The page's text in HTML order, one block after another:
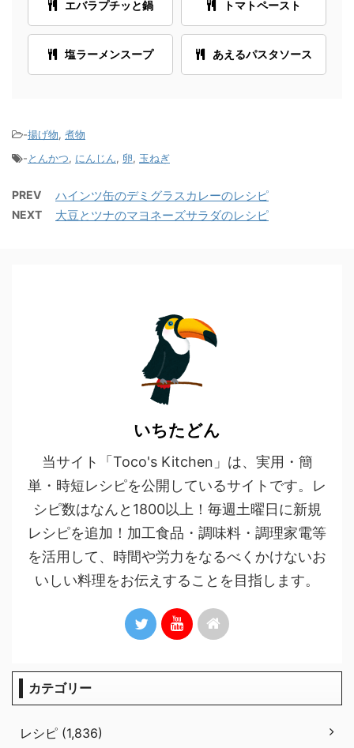
エバラプチッと鍋 トマトペースト
塩ラーメンスープ あえるパスタソース
-揚げ物, 煮物
-とんかつ, にんじん, 卵, 玉ねぎ
PREV ハインツ缶のデミグラスカレーのレシピ
NEXT 大豆とツナのマヨネーズサラダのレシピ
いちたどん
当サイト「Toco's Kitchen」は、実用・簡
単・時短レシピを公開しているサイトです。レ
シピ数はなんと1800以上！毎週土曜日に新規
レシピを追加！加工食品・調味料・調理家電等
を活用して、時間や労力をなるべくかけないお
いしい料理をお伝えすることを目指します。
カテゴリー
レシピ (1,836)